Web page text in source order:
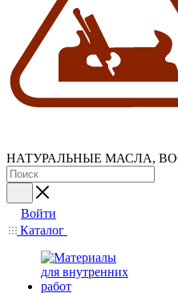
НАТУРАЛЬНЫЕ МАСЛА,
Войти
Каталог